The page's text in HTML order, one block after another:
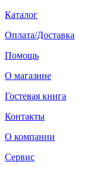
Каталог
Оплата/Доставка
Помощь
О магазине
Гостевая книга
Контакты
О компании
Сервис